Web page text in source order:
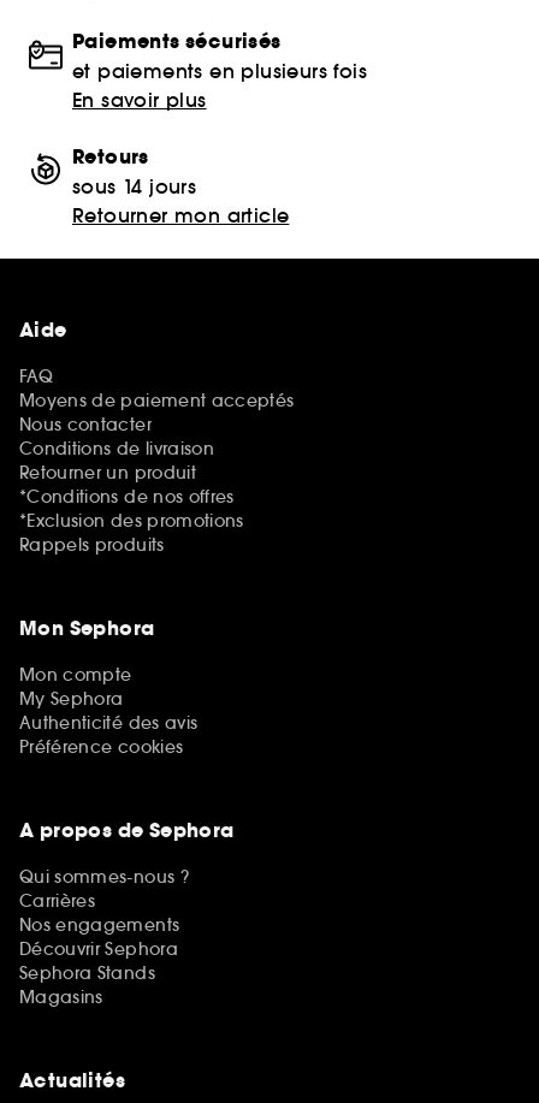
Paiements sécurisés
et paiements en plusieurs fois
En savoir plus
Retours
sous 14 jours
Retourner mon article
Aide
FAQ
Moyens de paiement acceptés
Nous contacter
Conditions de livraison
Retourner un produit
*Conditions de nos offres
*Exclusion des promotions
Rappels produits
Mon Sephora
Mon compte
My Sephora
Authenticité des avis
Préférence cookies
A propos de Sephora
Qui sommes-nous ?
Carrières
Nos engagements
Découvrir Sephora
Sephora Stands
Magasins
Actualités